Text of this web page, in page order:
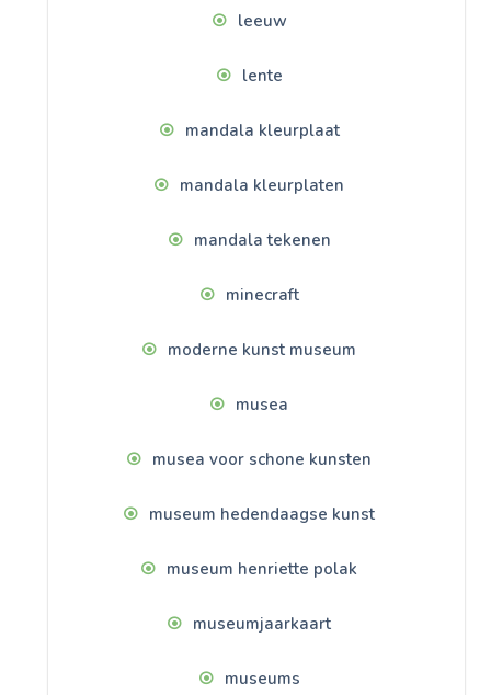
leeuw
lente
mandala kleurplaat
mandala kleurplaten
mandala tekenen
minecraft
moderne kunst museum
musea
musea voor schone kunsten
museum hedendaagse kunst
museum henriette polak
museumjaarkaart
museums